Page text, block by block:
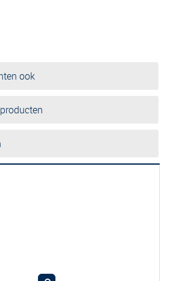
ook